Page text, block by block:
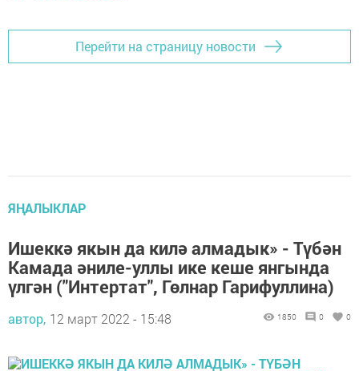
Перейти на страницу новости
ЯҢАЛЫКЛАР
Ишеккә якын да килә алмадык» - Түбән
Камада әниле-уллы ике кеше янгында
үлгән ("Интертат", Гөлнар Гарифуллина)
автор, 12 март 2022 - 15:48 1850 0 0